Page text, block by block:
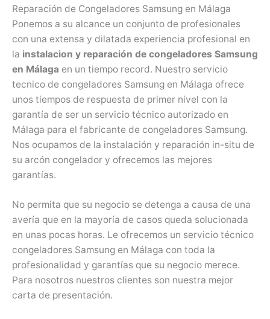
Reparación de Congeladores Samsung en Málaga
Ponemos a su alcance un conjunto de profesionales
con una extensa y dilatada experiencia profesional en
la instalacion y reparación de congeladores Samsung
en Málaga en un tiempo record. Nuestro servicio
tecnico de congeladores Samsung en Málaga ofrece
unos tiempos de respuesta de primer nivel con la
garantía de ser un servicio técnico autorizado en
Málaga para el fabricante de congeladores Samsung.
Nos ocupamos de la instalación y reparación in-situ de
su arcón congelador y ofrecemos las mejores
garantías.
No permita que su negocio se detenga a causa de una
avería que en la mayoría de casos queda solucionada
en unas pocas horas. Le ofrecemos un servicio técnico
congeladores Samsung en Málaga con toda la
profesionalidad y garantías que su negocio merece.
Para nosotros nuestros clientes son nuestra mejor
carta de presentación.